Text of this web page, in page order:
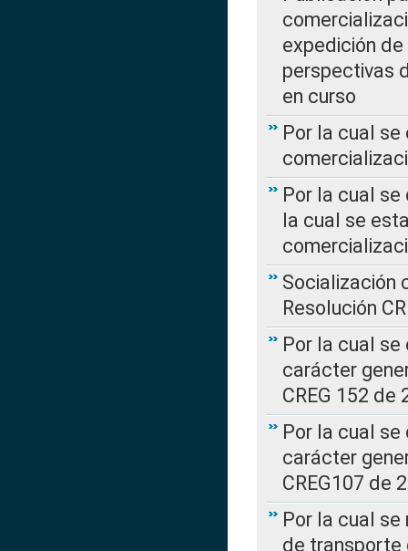
expedición de
perspectivas
en curso
Por la cual
Por la cual se
la cual se
Socialización
Resolución
Por la cual
carácter
CREG 152 de
Por la cual
carácter
CREG107 de
Por la cual
de transporte